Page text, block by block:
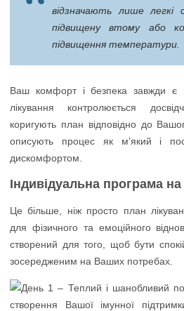
відзначають лише легкі
підвищену втому або
підвищення температури.
Ваш комфорт і безпека завжди є
лікування контролюється
коригують план відповідно до
описують процес як м’який і
дискомфортом.
Індивідуальна програма на
Це більше, ніж просто план
для фізичного та емоційного
створений для того, щоб бути
зосередженим на Ваших потребах.